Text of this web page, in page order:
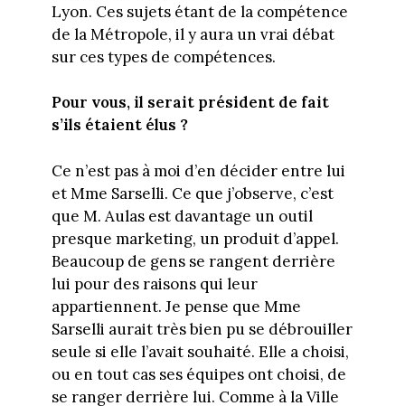
Lyon. Ces sujets étant de la compétence
de la Métropole, il y aura un vrai débat
sur ces types de compétences.
Pour vous, il serait président de fait
s’ils étaient élus ?
Ce n’est pas à moi d’en décider entre lui
et Mme Sarselli. Ce que j’observe, c’est
que M. Aulas est davantage un outil
presque marketing, un produit d’appel.
Beaucoup de gens se rangent derrière
lui pour des raisons qui leur
appartiennent. Je pense que Mme
Sarselli aurait très bien pu se débrouiller
seule si elle l’avait souhaité. Elle a choisi,
ou en tout cas ses équipes ont choisi, de
se ranger derrière lui. Comme à la Ville